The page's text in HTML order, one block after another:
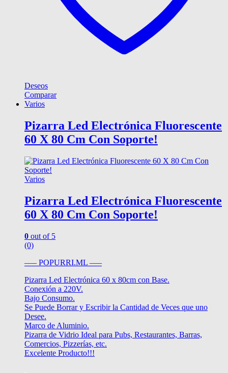
Deseos
Comparar
Varios
Pizarra Led Electrónica Fluorescente
60 X 80 Cm Con Soporte!
Varios
Pizarra Led Electrónica Fluorescente
60 X 80 Cm Con Soporte!
0 out of 5
(0)
—– POPURRI.ML —–
Pizarra Led Electrónica 60 x 80cm con Base.
Conexión a 220V.
Bajo Consumo.
Se Puede Borrar y Escribir la Cantidad de Veces que uno
Desee.
Marco de Aluminio.
Pizarra de Vidrio Ideal para Pubs, Restaurantes, Barras,
Comercios, Pizzerías, etc.
Excelente Producto!!!